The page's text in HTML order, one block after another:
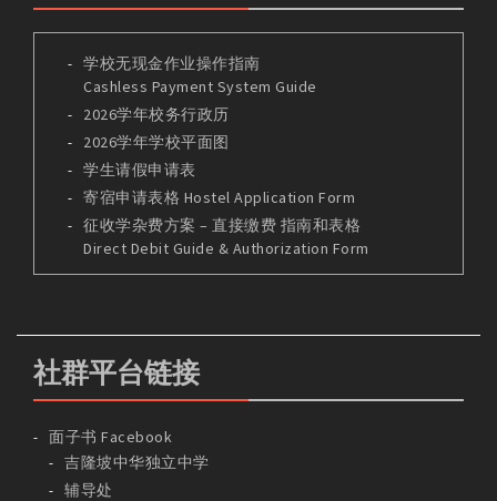
学校无现金作业操作指南
Cashless Payment System Guide
2026学年校务行政历
2026学年学校平面图
学生请假申请表
寄宿申请表格 Hostel Application Form
征收学杂费方案 – 直接缴费 指南和表格
Direct Debit Guide & Authorization Form
社群平台链接
面子书 Facebook
吉隆坡中华独立中学
辅导处